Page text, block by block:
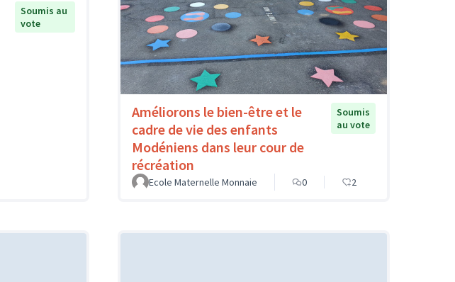
Soumis au
vote
Améliorons le bien-être et le
cadre de vie des enfants
Modéniens dans leur cour de
récréation
Soumis
au vote
Ecole Maternelle Monnaie 0 2